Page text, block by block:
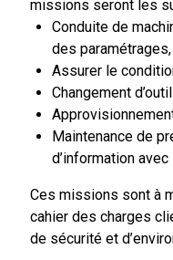
missions seront les
Conduite de
des
Assurer le
Changement
Maintenance de
d’information
Ces missions sont à
cahier des charges
de sécurité et